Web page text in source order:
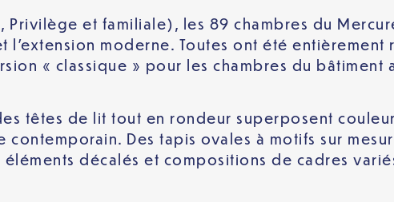
Privilège et familiale), les 89 chambres du
moderne. Toutes ont été
« classique » pour les chambres du
têtes de lit tout en rondeur superposent
Des tapis ovales à motifs sur
décalés et compositions de cadres